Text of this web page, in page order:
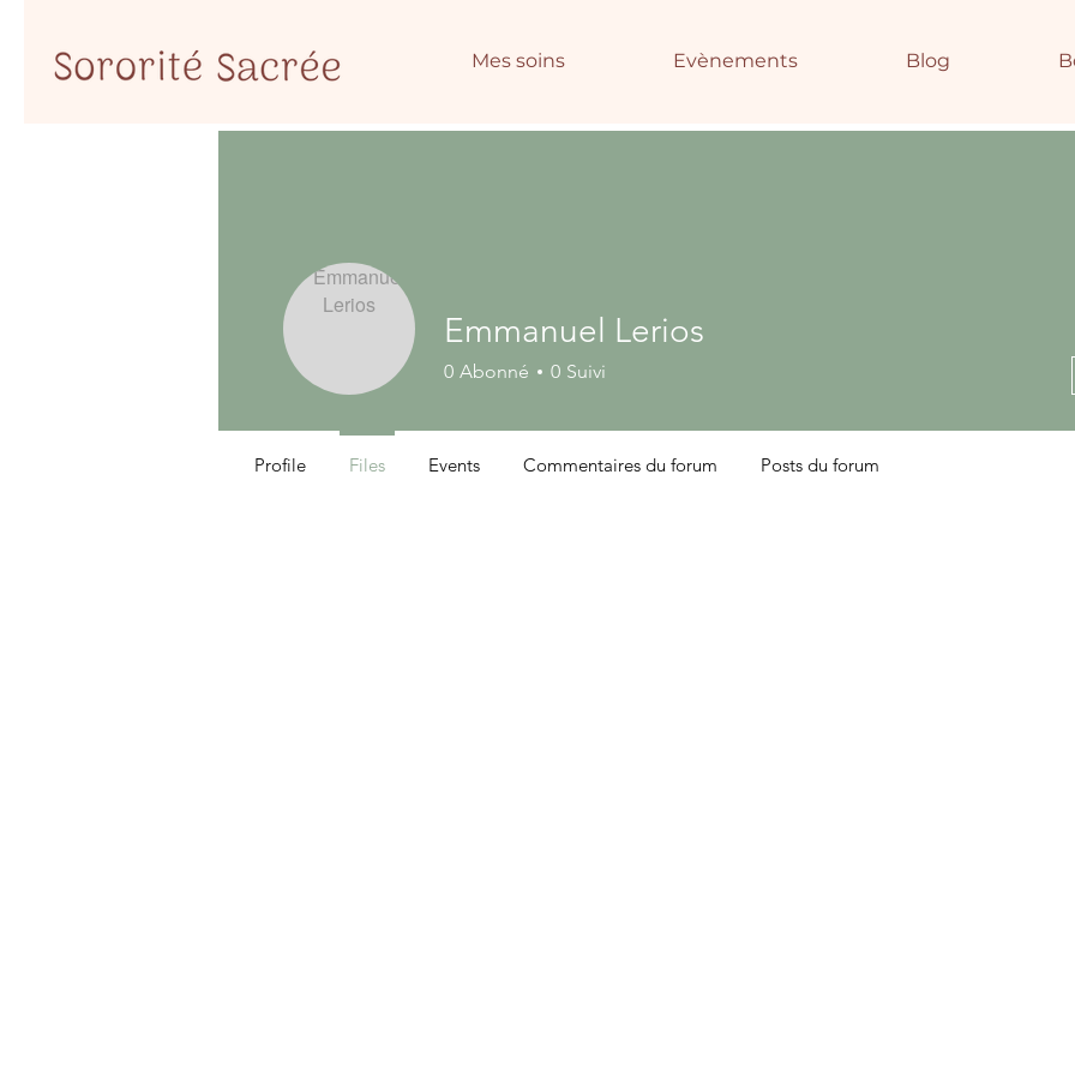
Mes soins Evènements Blog
Emmanuel Lerios
0 Abonné 0 Suivi
Profile Files Events Commentaires du forum Posts du forum